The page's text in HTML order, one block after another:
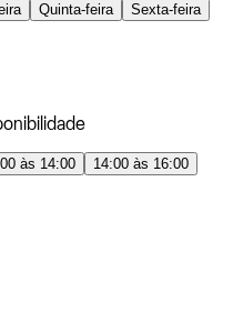
Quinta-feira
Sexta-feira
às 14:00
14:00 às 16:00